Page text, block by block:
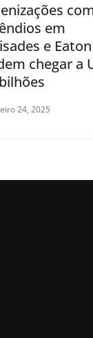
em
e Eaton
chegar a
24, 2025